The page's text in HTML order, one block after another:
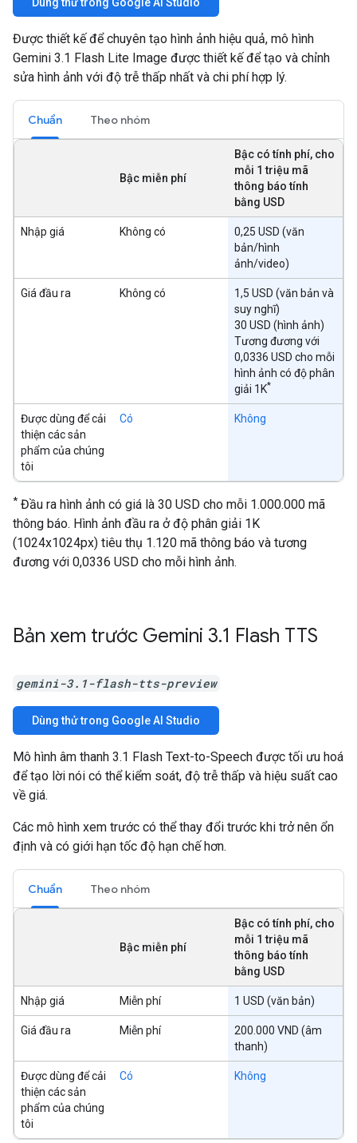
Được thiết kế để chuyên tạo hình ảnh hiệu quả, mô hình
Gemini 3.1 Flash Lite Image được thiết kế để tạo và chỉnh
sửa hình ảnh với độ trễ thấp nhất và chi phí hợp lý.
Chuẩn Theo nhóm
Bậc miễn phí
Bậc có tính phí, cho
mỗi 1 triệu mã
thông báo tính
bằng USD
Nhập giá Không có
0,25 USD (văn
bản/hình
ảnh/video)
Giá đầu ra Không có
1,5 USD (văn bản và
suy nghĩ)
30 USD (hình ảnh)
Tương đương với
0,0336 USD cho mỗi
hình ảnh có độ phân
giải 1K*
Được dùng để cải
thiện các sản
phẩm của chúng
tôi
Có Không
* Đầu ra hình ảnh có giá là 30 USD cho mỗi 1.000.000 mã
thông báo. Hình ảnh đầu ra ở độ phân giải 1K
(1024x1024px) tiêu thụ 1.120 mã thông báo và tương
đương với 0,0336 USD cho mỗi hình ảnh.
Bản xem trước Gemini 3.1 Flash TTS
gemini-3.1-flash-tts-preview
Dùng thử trong Google AI Studio
Mô hình âm thanh 3.1 Flash Text-to-Speech được tối ưu hoá
để tạo lời nói có thể kiểm soát, độ trễ thấp và hiệu suất cao
về giá.
Các mô hình xem trước có thể thay đổi trước khi trở nên ổn
định và có giới hạn tốc độ hạn chế hơn.
Chuẩn Theo nhóm
Bậc miễn phí
Bậc có tính phí, cho
mỗi 1 triệu mã
thông báo tính
bằng USD
Nhập giá Miễn phí 1 USD (văn bản)
Giá đầu ra Miễn phí
200.000 VND (âm
thanh)
Được dùng để cải
thiện các sản
phẩm của chúng
tôi
Có Không